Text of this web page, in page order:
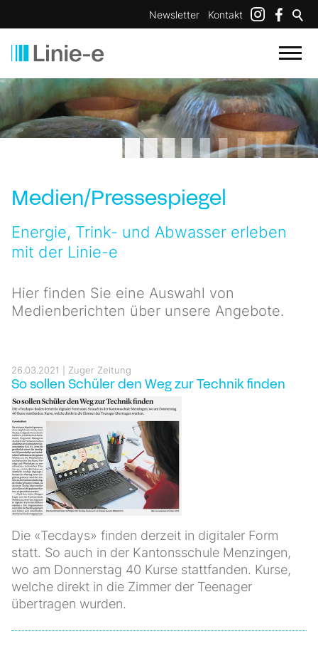
Newsletter Kontakt
Medien/Pressespiegel
Energie, Trink- und Abwasser erleben
mit der Linie-e
Hier finden Sie eine Auswahl von
Medienberichten über unsere Angebote.
26.03.2021 Zuger Zeitung
So sollen Schüler den Weg zur Technik finden
Die «Tecdays» finden derzeit in digitaler Form
statt. So auch in der Kantonsschule Menzingen,
wo am Donnerstag 40 Kurse stattfanden. Kurse,
welche direkt in die Zimmer der Teenager
übertragen wurden.